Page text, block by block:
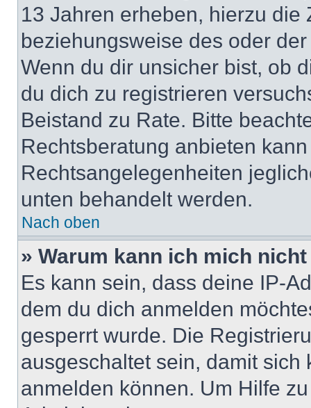
13 Jahren erheben, hierzu die
beziehungsweise des oder
Wenn du dir unsicher bist, ob
du dich zu registrieren
Beistand zu Rate. Bitte
Rechtsberatung anbieten
Rechtsangelegenheiten
unten behandelt werden.
Nach oben
» Warum kann ich mich
Es kann sein, dass deine IP-
dem du dich anmelden
gesperrt wurde. Die
ausgeschaltet sein, damit
anmelden können. Um Hilfe